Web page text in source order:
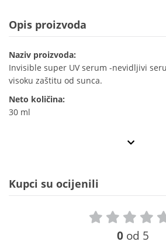
Opis proizvoda
Naziv proizvoda:
Invisible super UV serum -nevidljivi
visoku zaštitu od sunca.
Neto količina:
30 ml
Kupci su ocijenili
0 od 5